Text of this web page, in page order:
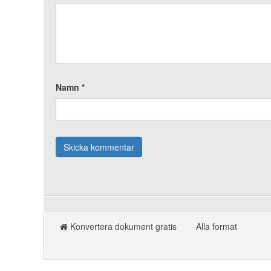
Namn *
Konvertera dokument gratis
Alla format